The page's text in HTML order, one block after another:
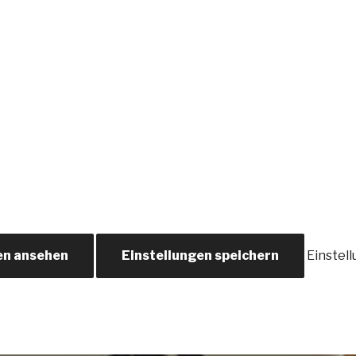
ansehen Einstellungen speichern